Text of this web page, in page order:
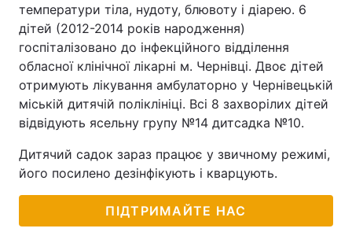
температури тіла, нудоту, блювоту і діарею. 6
дітей (2012-2014 років народження)
госпіталізовано до інфекційного відділення
обласної клінічної лікарні м. Чернівці. Двоє дітей
отримують лікування амбулаторно у Чернівецькій
міській дитячій поліклініці. Всі 8 захворілих дітей
відвідують ясельну групу №14 дитсадка №10.
Дитячий садок зараз працює у звичному режимі,
його посилено дезінфікують і кварцують.
ПІДТРИМАЙТЕ НАС